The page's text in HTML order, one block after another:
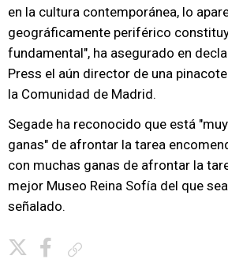
en la cultura contemporánea, lo
geográficamente periférico
fundamental", ha asegurado en
Press el aún director de una
la Comunidad de Madrid.
Segade ha reconocido que está
ganas" de afrontar la tarea
con muchas ganas de afrontar la
mejor Museo Reina Sofía del que
señalado.